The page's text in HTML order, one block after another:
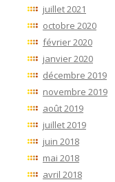
juillet 2021
octobre 2020
février 2020
janvier 2020
décembre 2019
novembre 2019
août 2019
juillet 2019
juin 2018
mai 2018
avril 2018